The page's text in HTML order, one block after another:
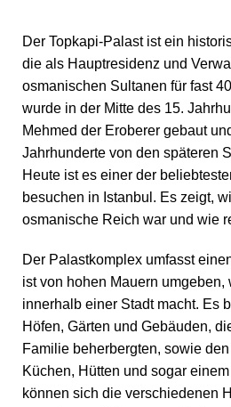
Der Topkapi-Palast ist ein
die als Hauptresidenz und
osmanischen Sultanen für fast
wurde in der Mitte des 15.
Mehmed der Eroberer gebaut
Jahrhunderte von den späteren
Heute ist es einer der
besuchen in Istanbul. Es zeigt,
osmanische Reich war und wie
Der Palastkomplex umfasst
ist von hohen Mauern umgeben,
innerhalb einer Stadt macht. Es
Höfen, Gärten und Gebäuden,
Familie beherbergten, sowie
Küchen, Hütten und sogar
können sich die verschiedenen